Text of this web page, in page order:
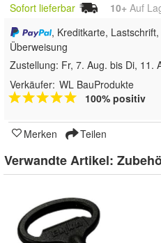
Sofort lieferbar 10+ Auf
, Kreditkarte,
Überweisung
Zustellung: Fr, 7. Aug. bis Di, 11.
Verkäufer: WL BauProdukte
100% positiv
Merken Teilen
Verwandte Artikel: